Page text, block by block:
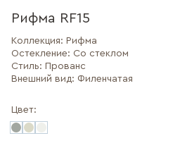
Рифма RF15
Коллекция: Рифма
Остекление: Со стеклом
Стиль: Прованс
Внешний вид: Филенчатая
Цвет: